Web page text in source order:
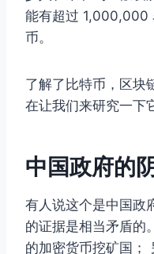
能有超过 1,000,000
币。
了解了比特币，区块
在让我们来研究一下
中国政府的
有人说这个是中国政
的证据是相当矛盾的
的加密货币挖矿国；